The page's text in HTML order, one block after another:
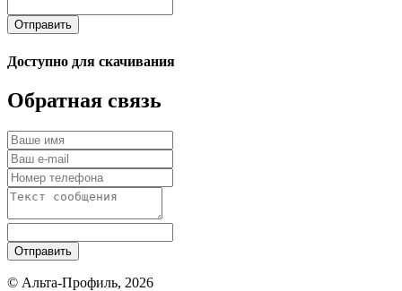
Отправить
Доступно для скачивания
Обратная связь
Отправить
© Альта-Профиль, 2026